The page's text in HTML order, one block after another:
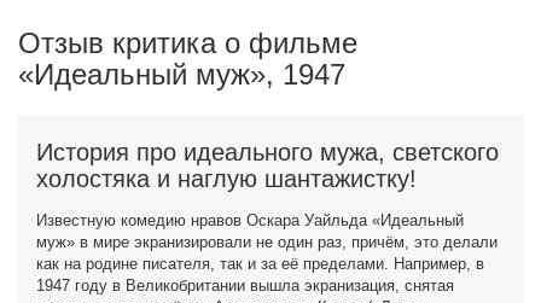
Отзыв критика о фильме
«Идеальный муж», 1947
История про идеального мужа, светского
холостяка и наглую шантажистку!
Известную комедию нравов Оскара Уайльда «Идеальный
муж» в мире экранизировали не один раз, причём, это делали
как на родине писателя, так и за её пределами. Например, в
1947 году в Великобритании вышла экранизация, снятая